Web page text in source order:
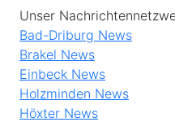
Unser
Bad-Driburg News
Brakel News
Einbeck News
Holzminden News
Höxter News